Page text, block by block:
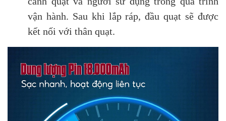
vận hành. Sau khi lắp ráp, đầu quạt sẽ được
kết nối với thân quạt.